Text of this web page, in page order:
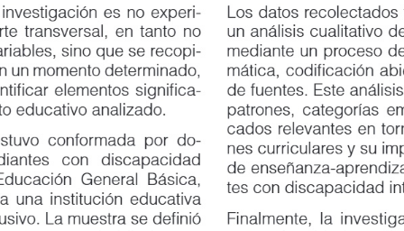
es no experi
-
en tanto no
sino que se recopi
-
momento determinado,
elementos significa
-
analizado.
conformada por do
-
con
discapacidad
General Básica,
institución educativa
La muestra se definió
Los datos recolectados
un análisis cualitativo de
mediante un proceso de
mática, codificación
de fuentes. Este análisis
patrones, categorías
cados relevantes en torno
nes curriculares y su
de enseñanza-aprendizaje
tes con discapacidad
Finalmente, la